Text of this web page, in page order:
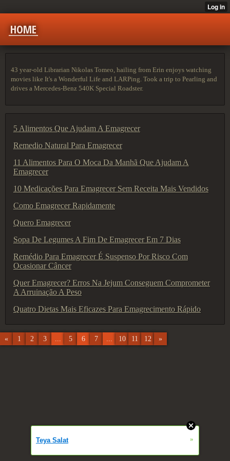
HOME
43 year-old Librarian Nikolas Tomeo, hailing from Erin enjoys watching
movies like It's a Wonderful Life and LARPing. Took a trip to Pearling and
drives a Mercedes-Benz 540K Special Roadster.
5 Alimentos Que Ajudam A Emagrecer
Remedio Natural Para Emagrecer
11 Alimentos ​​Para O Moca Da Manhã Que Ajudam A
Emagrecer
10 Medicações Para Emagrecer Sem Receita Mais Vendidos
Como Emagrecer Rapidamente
Quero Emagrecer
Sopa De Legumes A Fim De Emagrecer Em 7 Dias
Remédio Para Emagrecer É Suspenso Por Risco Com
Ocasionar Câncer
Quer Emagrecer? Erros Na Jejum Conseguem Comprometer
A Arruinação A Peso
Quatro Dietas Mais Eficazes Para Emagrecimento Rápido
« 1 2 3 ... 5 6 7 ... 10 11 12 »
Teya Salat »